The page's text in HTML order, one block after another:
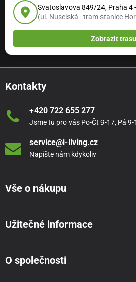
Svatoslavova 849/24, Praha 4
(ul. Nuselská - tram stanice
Zobrazit trasu
Kontakty
+420 722 655 277
Jsme tu pro vás Po-Čt 9-17, Pá 9-
service@i-living.cz
Napište nám kdykoliv
Vše o nákupu
Užitečné informace
O společnosti